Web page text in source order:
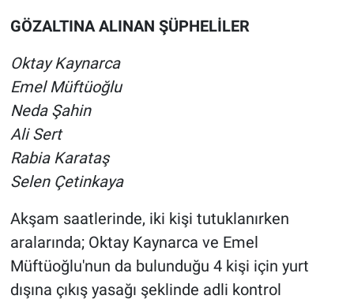
GÖZALTINA ALINAN ŞÜPHELİLER
Oktay Kaynarca
Emel Müftüoğlu
Neda Şahin
Ali Sert
Rabia Karataş
Selen Çetinkaya
Akşam saatlerinde, iki kişi tutuklanırken
aralarında; Oktay Kaynarca ve Emel
Müftüoğlu'nun da bulunduğu 4 kişi için yurt
dışına çıkış yasağı şeklinde adli kontrol